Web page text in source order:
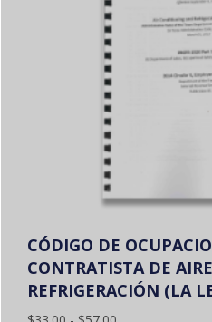
CÓDIGO DE
CONTRATISTA DE
REFRIGERACIÓN (LA